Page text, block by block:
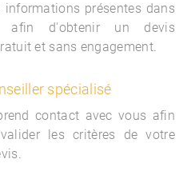
informations présentes dans
afin d'obtenir un devis
et sans engagement.
spécialisé
contact avec vous afin
les critères de votre